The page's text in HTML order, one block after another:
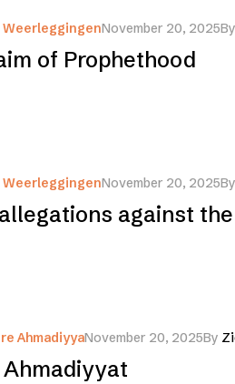
November 20, 2025
of Prophethood
November 20, 2025
against the
AhmadiyyaNovember 20, 2025By